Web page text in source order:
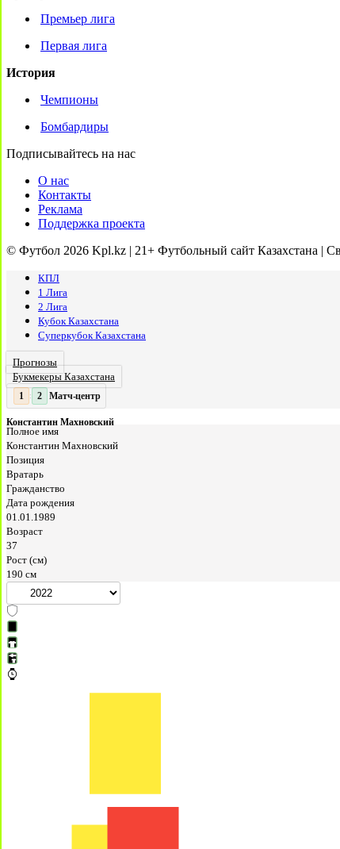
Премьер лига
Первая лига
История
Чемпионы
Бомбардиры
Подписывайтесь на нас
О нас
Контакты
Реклама
Поддержка проекта
© Футбол 2026 Kpl.kz | 21+ Футбольный сайт Казахстана |
КПЛ
1 Лига
2 Лига
Кубок Казахстана
Суперкубок Казахстана
Прогнозы
Букмекеры Казахстана
2 : 2 Матч-центр
Константин Махновский
Полное имя
Константин Махновский
Позиция
Вратарь
Гражданство
Дата рождения
01.01.1989
Возраст
37
Рост (см)
190 см